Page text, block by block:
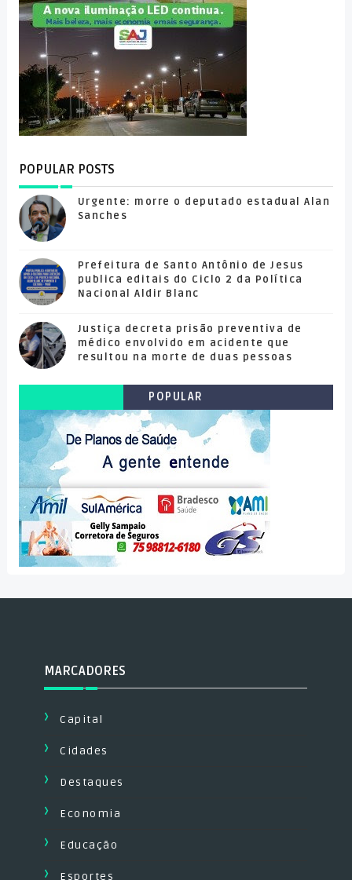
POPULAR POSTS
Urgente: morre o deputado estadual Alan
Sanches
Prefeitura de Santo Antônio de Jesus
publica editais do Ciclo 2 da Política
Nacional Aldir Blanc
Justiça decreta prisão preventiva de
médico envolvido em acidente que
resultou na morte de duas pessoas
POPULAR
MARCADORES
Capital
Cidades
Destaques
Economia
Educação
Esportes